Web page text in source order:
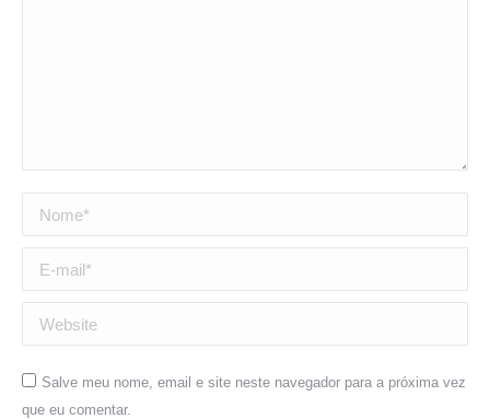
Nome *
E-mail *
Website
Salve meu nome, email e site neste navegador para a próxima vez
que eu comentar.